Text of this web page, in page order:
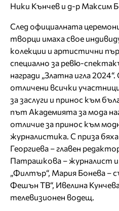
Ники Кънчев и д-р Максим
След официалната
творци имаха свое
колекции и артистични
специално за ревю-
награди „Златна игла
отличени всички
за заслуги и принос към
път Академията за мода
отличие за принос към
журналистика. С приза
Георгиева – главен
Патрашкова – журналист и
„Филтър“, Мария Бонева –
Фешън ТВ“, Ивелина
телевизионен водещ.